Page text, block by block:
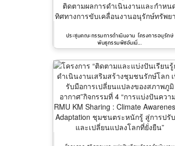
ประชุมคณะกรรมการดำเนินงาน โครงการอนุรักษ์
พันธุกรรมพืชอันเนื่...